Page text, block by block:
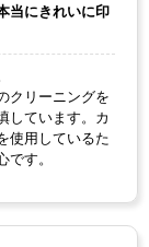
当にきれいに印
クリーニングを
しています。カ
使用しているた
す。